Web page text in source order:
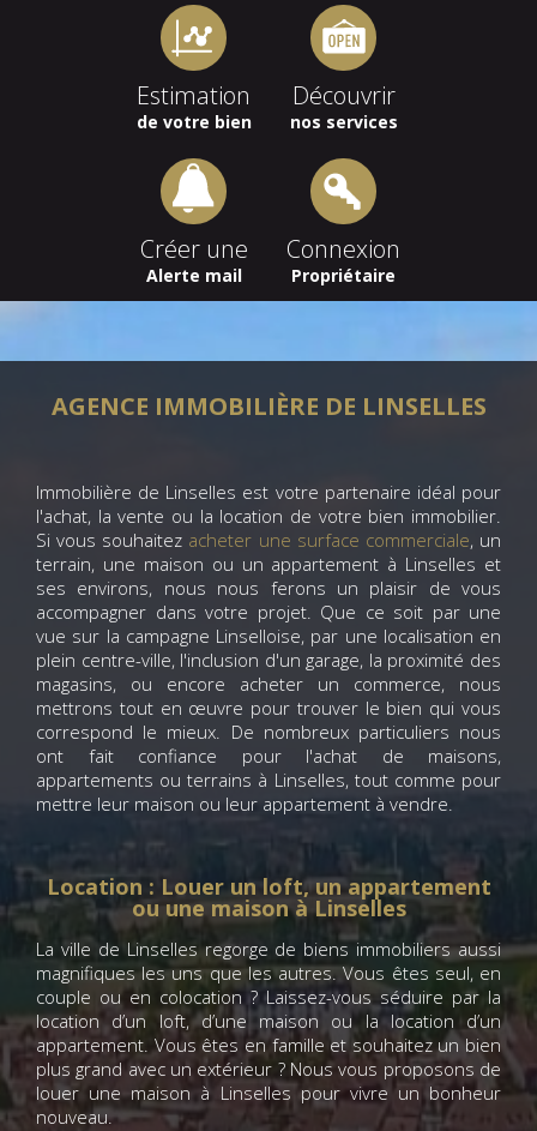
Estimation
de votre bien
Découvrir
nos services
Créer une
Alerte mail
Connexion
Propriétaire
AGENCE IMMOBILIÈRE DE LINSELLES
Immobilière de Linselles est votre partenaire idéal pour
l'achat, la vente ou la location de votre bien immobilier.
Si vous souhaitez acheter une surface commerciale, un
terrain, une maison ou un appartement à Linselles et
ses environs, nous nous ferons un plaisir de vous
accompagner dans votre projet. Que ce soit par une
vue sur la campagne Linselloise, par une localisation en
plein centre-ville, l'inclusion d'un garage, la proximité des
magasins, ou encore acheter un commerce, nous
mettrons tout en œuvre pour trouver le bien qui vous
correspond le mieux. De nombreux particuliers nous
ont fait confiance pour l'achat de maisons,
appartements ou terrains à Linselles, tout comme pour
mettre leur maison ou leur appartement à vendre.
Location : Louer un loft, un appartement
ou une maison à Linselles
La ville de Linselles regorge de biens immobiliers aussi
magnifiques les uns que les autres. Vous êtes seul, en
couple ou en colocation ? Laissez-vous séduire par la
location d’un loft, d’une maison ou la location d’un
appartement. Vous êtes en famille et souhaitez un bien
plus grand avec un extérieur ? Nous vous proposons de
louer une maison à Linselles pour vivre un bonheur
nouveau.